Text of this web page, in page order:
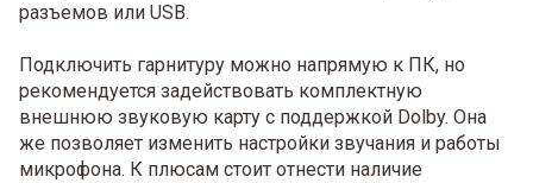
разъемов или USB.
Подключить гарнитуру можно напрямую к ПК, но
рекомендуется задействовать комплектную
внешнюю звуковую карту с поддержкой Dolby. Она
же позволяет изменить настройки звучания и работы
микрофона. К плюсам стоит отнести наличие